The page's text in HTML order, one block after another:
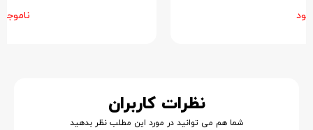
نظرات کاربران
شما هم می توانید در مورد این مطلب نظر بدهید